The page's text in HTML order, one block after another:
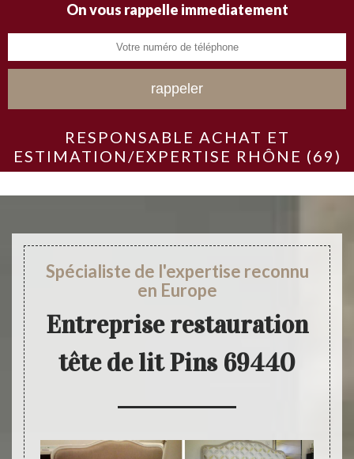
On vous rappelle immediatement
RESPONSABLE ACHAT ET
ESTIMATION/EXPERTISE RHÔNE (69)
Spécialiste de l'expertise reconnu
en Europe
Entreprise restauration
tête de lit Pins 69440